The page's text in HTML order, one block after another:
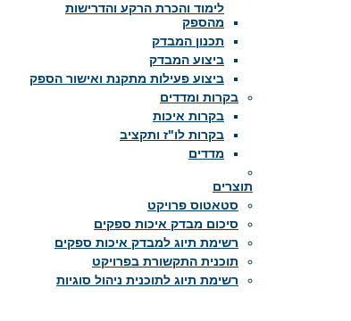
לימוד והכרת הרקע והדרישות
מהספק
תכנון המבדק
ביצוע המבדק
ביצוע פעילות מתקנת ואישור הספק
בקרות ומדדים
בקרות איכות
בקרות לו"ז ותקציב
מדדים
תוצרים
סטאטוס פרויקט
סיכום מבדק איכות ספקים
רשימת תיוג למבדק איכות ספקים
תוכנית התקשורת בפרויקט
רשימת תיוג לתוכנית ניהול סוגיות